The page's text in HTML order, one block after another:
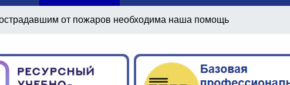
от пожаров необходима наша помощь